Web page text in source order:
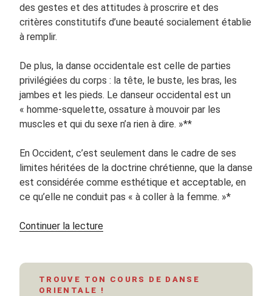
des gestes et des attitudes à proscrire et des
critères constitutifs d’une beauté socialement établie
à remplir.
De plus, la danse occidentale est celle de parties
privilégiées du corps : la tête, le buste, les bras, les
jambes et les pieds. Le danseur occidental est un
« homme-squelette, ossature à mouvoir par les
muscles et qui du sexe n’a rien à dire. »**
En Occident, c’est seulement dans le cadre de ses
limites héritées de la doctrine chrétienne, que la danse
est considérée comme esthétique et acceptable, en
ce qu’elle ne conduit pas « à coller à la femme. »*
Continuer la lecturede
Occident »
TROUVE TON COURS DE DANSE
ORIENTALE !